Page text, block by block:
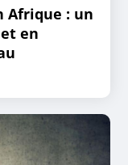
Afrique : un
en